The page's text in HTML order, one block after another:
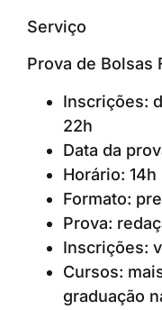
Serviço
Prova de Bolsas
Inscrições:
22h
Data da
Horário: 14h
Formato:
Prova:
Inscrições:
Cursos:
graduação